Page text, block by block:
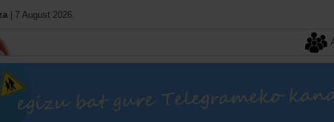
| 7 August 2026.